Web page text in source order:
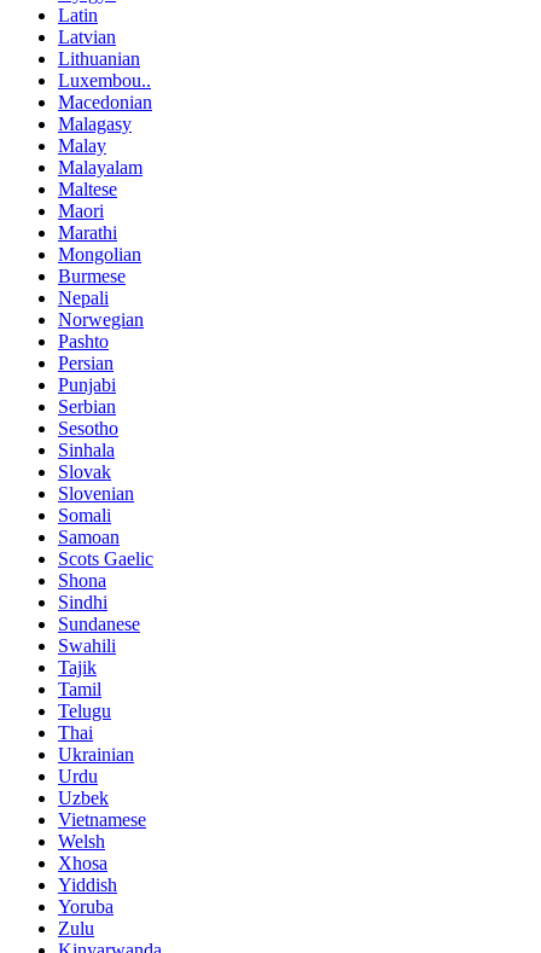
Latin
Latvian
Lithuanian
Luxembou..
Macedonian
Malagasy
Malay
Malayalam
Maltese
Maori
Marathi
Mongolian
Burmese
Nepali
Norwegian
Pashto
Persian
Punjabi
Serbian
Sesotho
Sinhala
Slovak
Slovenian
Somali
Samoan
Scots Gaelic
Shona
Sindhi
Sundanese
Swahili
Tajik
Tamil
Telugu
Thai
Ukrainian
Urdu
Uzbek
Vietnamese
Welsh
Xhosa
Yiddish
Yoruba
Zulu